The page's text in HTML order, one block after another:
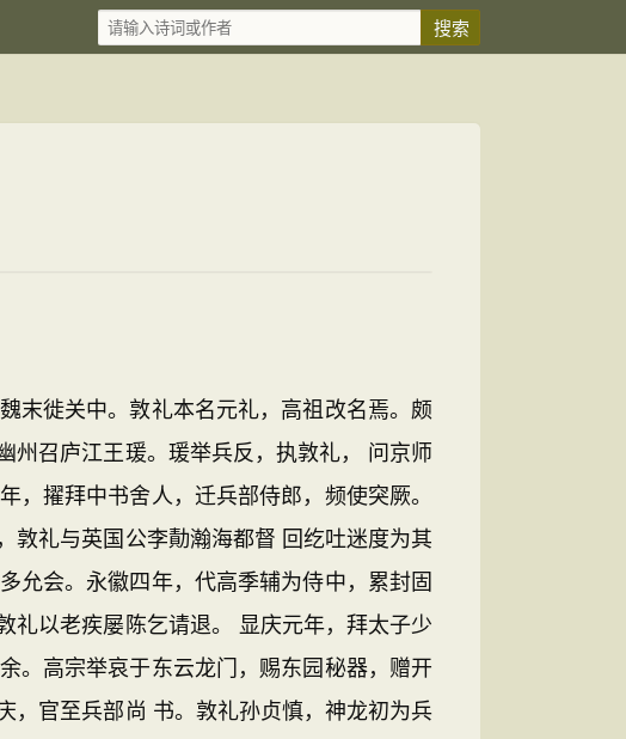
徙关中。敦礼本名元礼，高祖改名焉。颇
州召庐江王瑗。瑗举兵反，执敦礼， 问京师
擢拜中书舍人，迁兵部侍郎，频使突厥。
敦礼与英国公李勣瀚海都督 回纥吐迷度为其
允会。永徽四年，代高季辅为侍中，累封固
礼以老疾屡陈乞请退。 显庆元年，拜太子少
。高宗举哀于东云龙门，赐东园秘器，赠开
，官至兵部尚 书。敦礼孙贞慎，神龙初为兵